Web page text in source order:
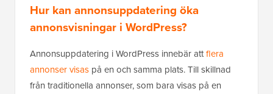
Hur kan annonsuppdatering öka
annonsvisningar i WordPress?
Annonsuppdatering i WordPress innebär attflera
annonser visas på en och samma plats. Till skillnad
från traditionella annonser, som bara visas på en